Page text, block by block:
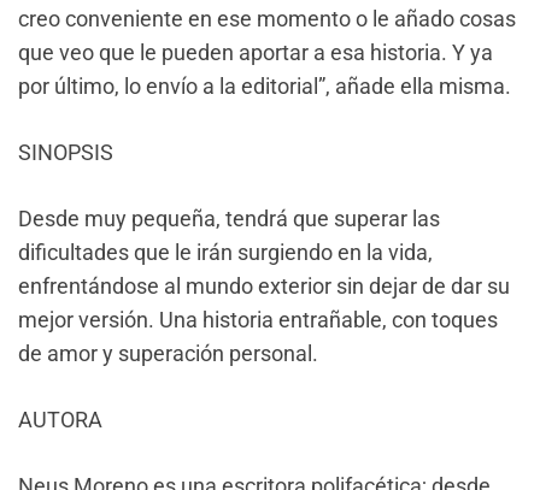
creo conveniente en ese momento o le añado cosas
que veo que le pueden aportar a esa historia. Y ya
por último, lo envío a la editorial”, añade ella misma.
SINOPSIS
Desde muy pequeña, tendrá que superar las
dificultades que le irán surgiendo en la vida,
enfrentándose al mundo exterior sin dejar de dar su
mejor versión. Una historia entrañable, con toques
de amor y superación personal.
AUTORA